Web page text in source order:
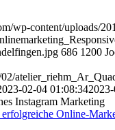
wp-content/uploads/
686 1200
02-04 01:08:34
Instagram Marketing